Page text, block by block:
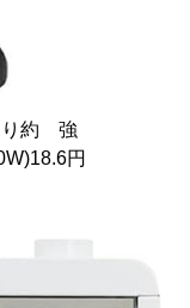
り約 強
円